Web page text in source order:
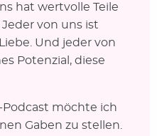
hat wertvolle Teile
von uns ist
Und jeder von
Potenzial, diese
möchte ich
Gaben zu stellen.